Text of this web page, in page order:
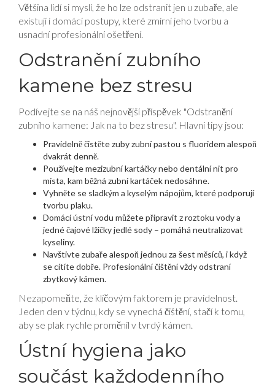
Většina lidí si myslí, že ho lze odstranit jen u zubaře, ale
existují i domácí postupy, které zmírní jeho tvorbu a
usnadní profesionální ošetření.
Odstranění zubního
kamene bez stresu
Podívejte se na náš nejnovější příspěvek "Odstranění
zubního kamene: Jak na to bez stresu". Hlavní tipy jsou:
Pravidelně čistěte zuby zubní pastou s fluoridem alespoň
dvakrát denně.
Používejte mezizubní kartáčky nebo dentální nit pro
místa, kam běžná zubní kartáček nedosáhne.
Vyhněte se sladkým a kyselým nápojům, které podporují
tvorbu plaku.
Domácí ústní vodu můžete připravit z roztoku vody a
jedné čajové lžičky jedlé sody – pomáhá neutralizovat
kyseliny.
Navštivte zubaře alespoň jednou za šest měsíců, i když
se cítíte dobře. Profesionální čištění vždy odstraní
zbytkový kámen.
Nezapomeňte, že klíčovým faktorem je pravidelnost.
Jeden den v týdnu, kdy se vynechá čištění, stačí k tomu,
aby se plak rychle proměnil v tvrdý kámen.
Ústní hygiena jako
součást každodenního